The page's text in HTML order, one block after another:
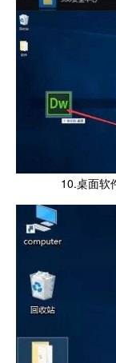
10.桌面软